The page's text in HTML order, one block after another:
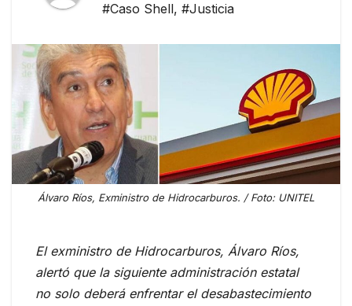
#Caso Shell, #Justicia
Álvaro Ríos, Exministro de Hidrocarburos. / Foto: UNITEL
El exministro de Hidrocarburos, Álvaro Ríos,
alertó que la siguiente administración estatal
no solo deberá enfrentar el desabastecimiento